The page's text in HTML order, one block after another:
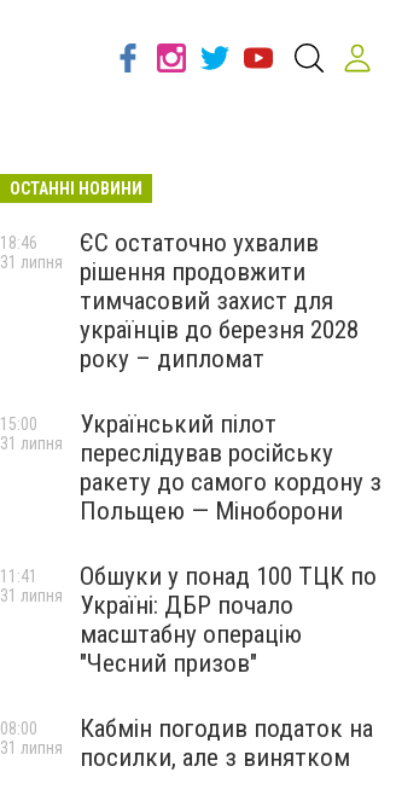
ОСТАННІ НОВИНИ
ЄС остаточно ухвалив
рішення продовжити
тимчасовий захист для
українців до березня 2028
року – дипломат
18:46
31 липня
Український пілот
переслідував російську
ракету до самого кордону з
Польщею — Міноборони
15:00
31 липня
Обшуки у понад 100 ТЦК по
Україні: ДБР почало
масштабну операцію
"Чесний призов"
11:41
31 липня
Кабмін погодив податок на
посилки, але з винятком
08:00
31 липня